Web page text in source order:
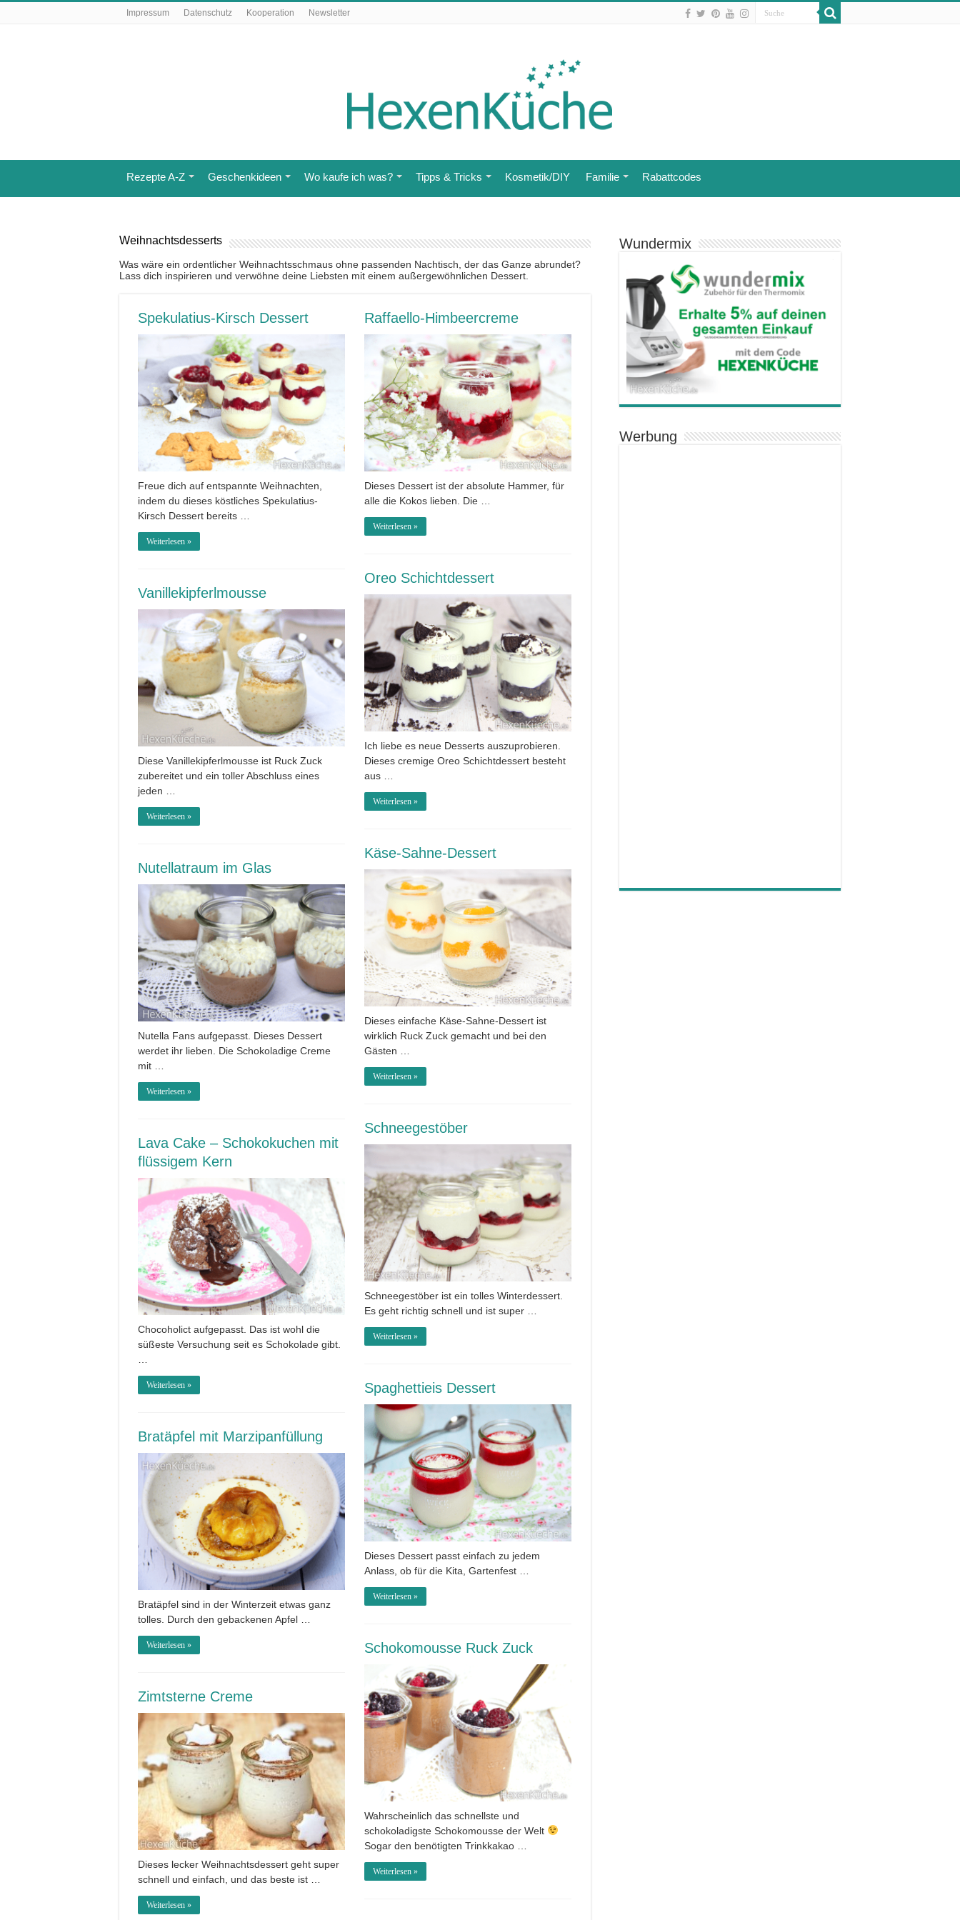
Impressum Datenschutz Kooperation Newsletter
Rezepte A-Z Geschenkideen Wo kaufe ich was? Tipps & Tricks Kosmetik/DIY Familie Rabattcodes
Weihnachtsdesserts
Was wäre ein ordentlicher Weihnachtsschmaus ohne passenden Nachtisch, der das Ganze abrundet?
Lass dich inspirieren und verwöhne deine Liebsten mit einem außergewöhnlichen Dessert.
Spekulatius-Kirsch Dessert
Freue dich auf entspannte Weihnachten,
indem du dieses köstliches Spekulatius-
Kirsch Dessert bereits …
Weiterlesen »
Raffaello-Himbeercreme
Dieses Dessert ist der absolute Hammer, für
alle die Kokos lieben. Die …
Weiterlesen »
Oreo Schichtdessert
Ich liebe es neue Desserts auszuprobieren.
Dieses cremige Oreo Schichtdessert besteht
aus …
Weiterlesen »
Vanillekipferlmousse
Diese Vanillekipferlmousse ist Ruck Zuck
zubereitet und ein toller Abschluss eines
jeden …
Weiterlesen »
Käse-Sahne-Dessert
Dieses einfache Käse-Sahne-Dessert ist
wirklich Ruck Zuck gemacht und bei den
Gästen …
Weiterlesen »
Nutellatraum im Glas
Nutella Fans aufgepasst. Dieses Dessert
werdet ihr lieben. Die Schokoladige Creme
mit …
Weiterlesen »
Schneegestöber
Schneegestöber ist ein tolles Winterdessert.
Es geht richtig schnell und ist super …
Weiterlesen »
Lava Cake – Schokokuchen mit
flüssigem Kern
Chocoholict aufgepasst. Das ist wohl die
süßeste Versuchung seit es Schokolade gibt.
Weiterlesen » Spaghettieis Dessert
Dieses Dessert passt einfach zu jedem
Anlass, ob für die Kita, Gartenfest …
Weiterlesen »
Bratäpfel mit Marzipanfüllung
Bratäpfel sind in der Winterzeit etwas ganz
tolles. Durch den gebackenen Apfel …
Weiterlesen » Schokomousse Ruck Zuck
Wahrscheinlich das schnellste und
schokoladigste Schokomousse der Welt
Sogar den benötigten Trinkkakao …
Weiterlesen »
Zimtsterne Creme
Dieses lecker Weihnachtsdessert geht super
schnell und einfach, und das beste ist …
Weiterlesen »
Wundermix
Werbung